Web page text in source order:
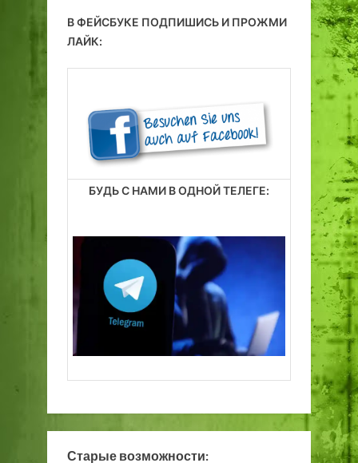
В ФЕЙСБУКЕ ПОДПИШИСЬ И ПРОЖМИ
ЛАЙК:
БУДЬ С НАМИ В ОДНОЙ ТЕЛЕГЕ:
Старые возможности: